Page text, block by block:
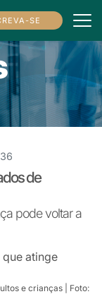
SE
de
pode voltar a
e crianças | Foto: